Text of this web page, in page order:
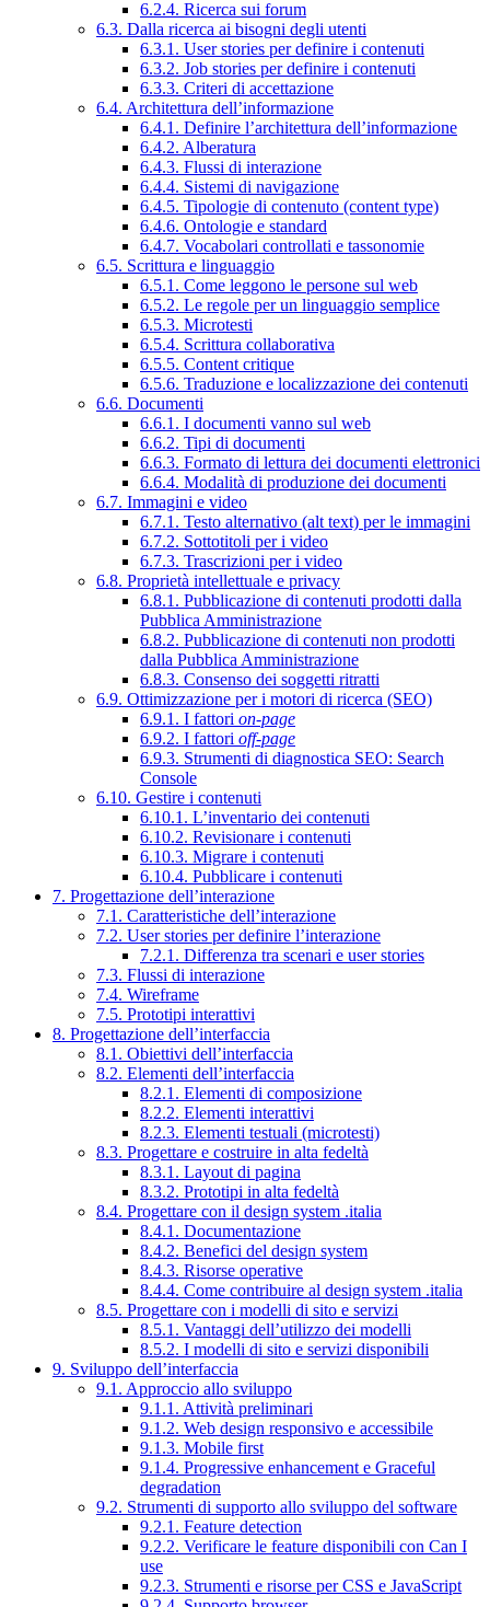
6.2.4. Ricerca sui forum
6.3. Dalla ricerca ai bisogni degli utenti
6.3.1. User stories per definire i contenuti
6.3.2. Job stories per definire i contenuti
6.3.3. Criteri di accettazione
6.4. Architettura dell’informazione
6.4.1. Definire l’architettura dell’informazione
6.4.2. Alberatura
6.4.3. Flussi di interazione
6.4.4. Sistemi di navigazione
6.4.5. Tipologie di contenuto (content type)
6.4.6. Ontologie e standard
6.4.7. Vocabolari controllati e tassonomie
6.5. Scrittura e linguaggio
6.5.1. Come leggono le persone sul web
6.5.2. Le regole per un linguaggio semplice
6.5.3. Microtesti
6.5.4. Scrittura collaborativa
6.5.5. Content critique
6.5.6. Traduzione e localizzazione dei contenuti
6.6. Documenti
6.6.1. I documenti vanno sul web
6.6.2. Tipi di documenti
6.6.3. Formato di lettura dei documenti elettronici
6.6.4. Modalità di produzione dei documenti
6.7. Immagini e video
6.7.1. Testo alternativo (alt text) per le immagini
6.7.2. Sottotitoli per i video
6.7.3. Trascrizioni per i video
6.8. Proprietà intellettuale e privacy
6.8.1. Pubblicazione di contenuti prodotti dalla
Pubblica Amministrazione
6.8.2. Pubblicazione di contenuti non prodotti
dalla Pubblica Amministrazione
6.8.3. Consenso dei soggetti ritratti
6.9. Ottimizzazione per i motori di ricerca (SEO)
6.9.1. I fattori on-page
6.9.2. I fattori off-page
6.9.3. Strumenti di diagnostica SEO: Search
Console
6.10. Gestire i contenuti
6.10.1. L’inventario dei contenuti
6.10.2. Revisionare i contenuti
6.10.3. Migrare i contenuti
6.10.4. Pubblicare i contenuti
7. Progettazione dell’interazione
7.1. Caratteristiche dell’interazione
7.2. User stories per definire l’interazione
7.2.1. Differenza tra scenari e user stories
7.3. Flussi di interazione
7.4. Wireframe
7.5. Prototipi interattivi
8. Progettazione dell’interfaccia
8.1. Obiettivi dell’interfaccia
8.2. Elementi dell’interfaccia
8.2.1. Elementi di composizione
8.2.2. Elementi interattivi
8.2.3. Elementi testuali (microtesti)
8.3. Progettare e costruire in alta fedeltà
8.3.1. Layout di pagina
8.3.2. Prototipi in alta fedeltà
8.4. Progettare con il design system .italia
8.4.1. Documentazione
8.4.2. Benefici del design system
8.4.3. Risorse operative
8.4.4. Come contribuire al design system .italia
8.5. Progettare con i modelli di sito e servizi
8.5.1. Vantaggi dell’utilizzo dei modelli
8.5.2. I modelli di sito e servizi disponibili
9. Sviluppo dell’interfaccia
9.1. Approccio allo sviluppo
9.1.1. Attività preliminari
9.1.2. Web design responsivo e accessibile
9.1.3. Mobile first
9.1.4. Progressive enhancement e Graceful
degradation
9.2. Strumenti di supporto allo sviluppo del software
9.2.1. Feature detection
9.2.2. Verificare le feature disponibili con Can I
use
9.2.3. Strumenti e risorse per CSS e JavaScript